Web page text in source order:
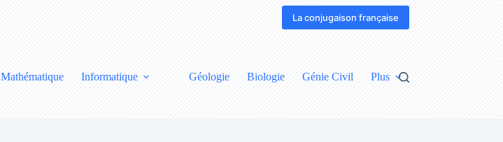
La conjugaison française
Mathématique Informatique Géologie Biologie Génie Civil Plus